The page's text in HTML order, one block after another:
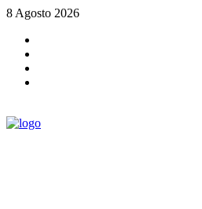
8 Agosto 2026